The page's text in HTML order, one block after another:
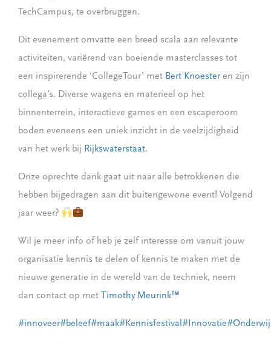
TechCampus, te overbruggen.
Dit evenement omvatte een breed scala aan relevante
activiteiten, variërend van boeiende masterclasses tot
een inspirerende ‘CollegeTour’ met Bert Knoesteren zijn
collega’s. Diverse wagens en materieel op het
binnenterrein, interactieve games en een escaperoom
boden eveneens een uniek inzicht in de veelzijdigheid
van het werk bij Rijkswaterstaat.
Onze oprechte dank gaat uit naar alle betrokkenen die
hebben bijgedragen aan dit buitengewone event! Volgend
jaar weer?
Wil je meer info of heb je zelf interesse om vanuit jouw
organisatie kennis te delen of kennis te maken met de
nieuwe generatie in de wereld van de techniek, neem
dan contact op met Timothy Meurink™️
#innoveer#beleef#maak#Kennisfestival#Innovatie